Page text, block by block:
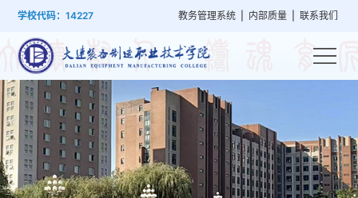
学校代码：14227 教务管理系统 内部质量 联系我们
概
况
建
设
管
理
设
置
工
作
就
业
培
训